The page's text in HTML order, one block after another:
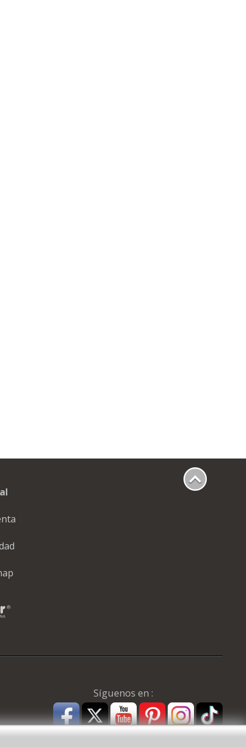
Síguenos en :